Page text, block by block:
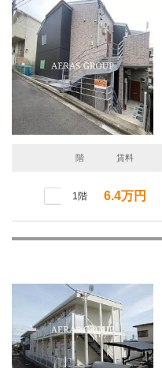
階 賃料
1階 6.4万円